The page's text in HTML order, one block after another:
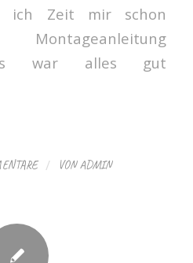
ich Zeit mir schon
Es war alles gut
/ VONADMIN